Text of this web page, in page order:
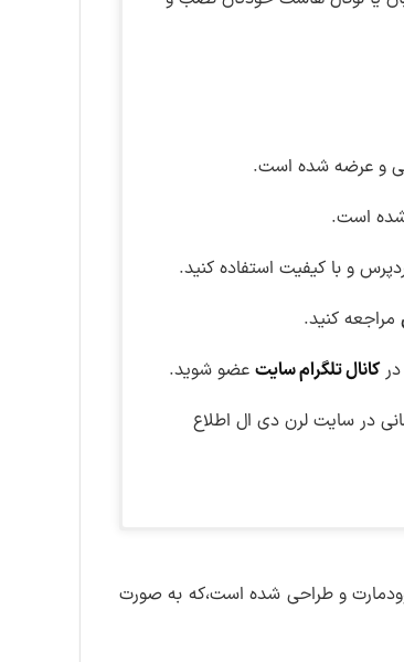
و عرضه شده است.
شده است.
و با کیفیت استفاده کنید.
مراجعه کنید.
درکانال تلگرام سایتعضو شوید.
در سایت لرن دی ال اطلاع
کمکی
سایت لرن دی ال دسترسی
و طراحی شده است،که به صورت